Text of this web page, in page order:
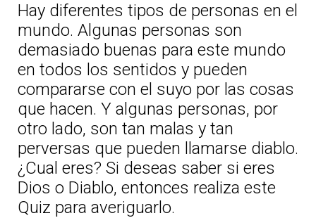
Hay diferentes tipos de personas en el
mundo. Algunas personas son
demasiado buenas para este mundo
en todos los sentidos y pueden
compararse con el suyo por las cosas
que hacen. Y algunas personas, por
otro lado, son tan malas y tan
perversas que pueden llamarse diablo.
¿Cual eres? Si deseas saber si eres
Dios o Diablo, entonces realiza este
Quiz para averiguarlo.